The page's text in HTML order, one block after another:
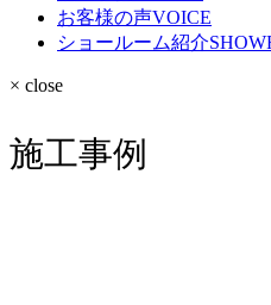
お客様の声VOICE
ショールーム紹介
× close
施工事例